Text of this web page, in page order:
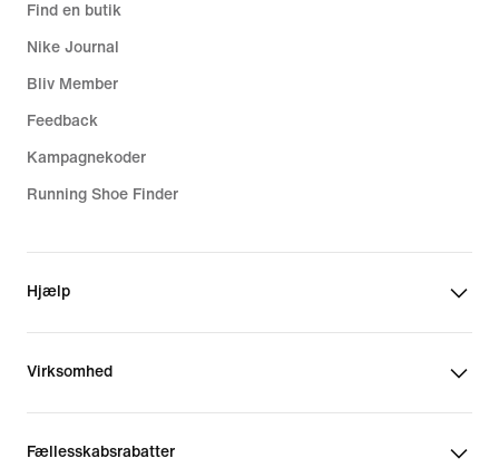
Find en butik
Nike Journal
Bliv Member
Feedback
Kampagnekoder
Running Shoe Finder
Hjælp
Virksomhed
Fællesskabsrabatter